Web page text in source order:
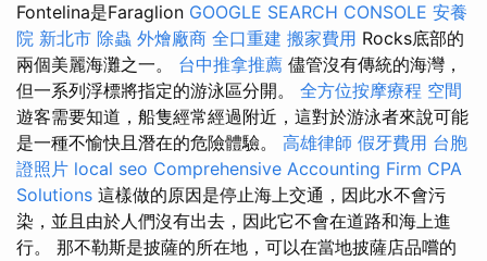
Fontelina是Faraglion GOOGLE SEARCH CONSOLE 安養
院 新北市 除蟲 外燴廠商 全口重建 搬家費用 Rocks底部的
兩個美麗海灘之一。 台中推拿推薦 儘管沒有傳統的海灣，
但一系列浮標將指定的游泳區分開。 全方位按摩療程 空間
遊客需要知道，船隻經常經過附近，這對於游泳者來說可能
是一種不愉快且潛在的危險體驗。 高雄律師 假牙費用 台胞
證照片 local seo Comprehensive Accounting Firm CPA
Solutions 這樣做的原因是停止海上交通，因此水不會污
染，並且由於人們沒有出去，因此它不會在道路和海上進
行。 那不勒斯是披薩的所在地，可以在當地披薩店品嚐的